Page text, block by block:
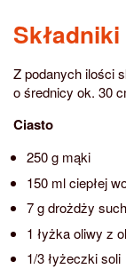
Z podanych ilości
o średnicy ok. 30
Ciasto
250 g mąki
150 ml ciepłej
7 g drożdży
1 łyżka oliwy z
1/3 łyżeczki soli